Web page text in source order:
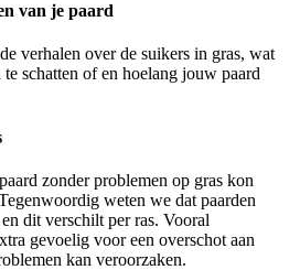
van je paard
verhalen over de suikers in gras, wat
schatten of en hoelang jouw paard
zonder problemen op gras kon
weten we dat paarden
dit verschilt per ras. Vooral
gevoelig voor een overschot aan
kan veroorzaken.